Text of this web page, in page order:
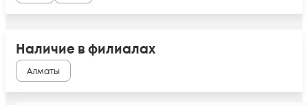
Наличие в филиалах
Алматы